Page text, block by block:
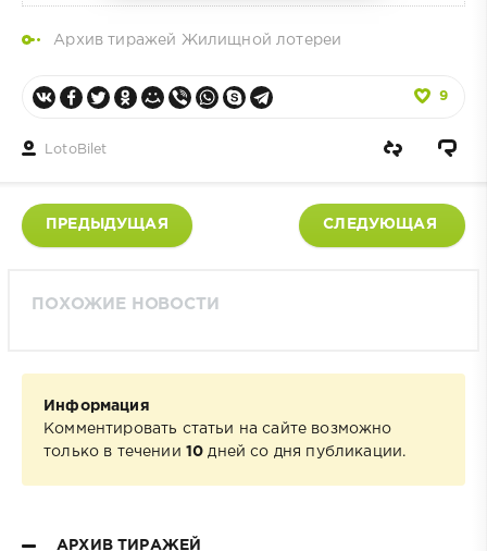
Архив тиражей Жилищной лотереи
9
LotoBilet
ПРЕДЫДУЩАЯ СЛЕДУЮЩАЯ
ПОХОЖИЕ НОВОСТИ
Информация
Комментировать статьи на сайте возможно
только в течении 10 дней со дня публикации.
АРХИВ ТИРАЖЕЙ